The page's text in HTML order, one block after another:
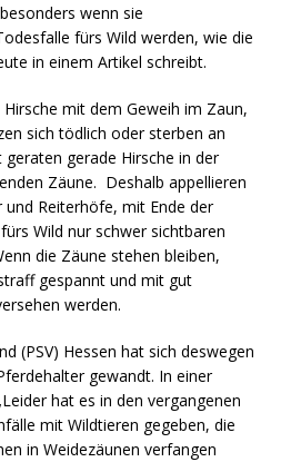
wenn sie
fürs Wild werden, wie die
in einem Artikel schreibt.
mit dem Geweih im Zaun,
sich tödlich oder sterben an
gerade Hirsche in der
Zäune. Deshalb appellieren
und Reiterhöfe, mit Ende der
Wild nur schwer sichtbaren
die Zäune stehen bleiben,
gespannt und mit gut
werden.
(PSV) Hessen hat sich deswegen
gewandt. In einer
hat es in den vergangenen
mit Wildtieren gegeben, die
in Weidezäunen verfangen